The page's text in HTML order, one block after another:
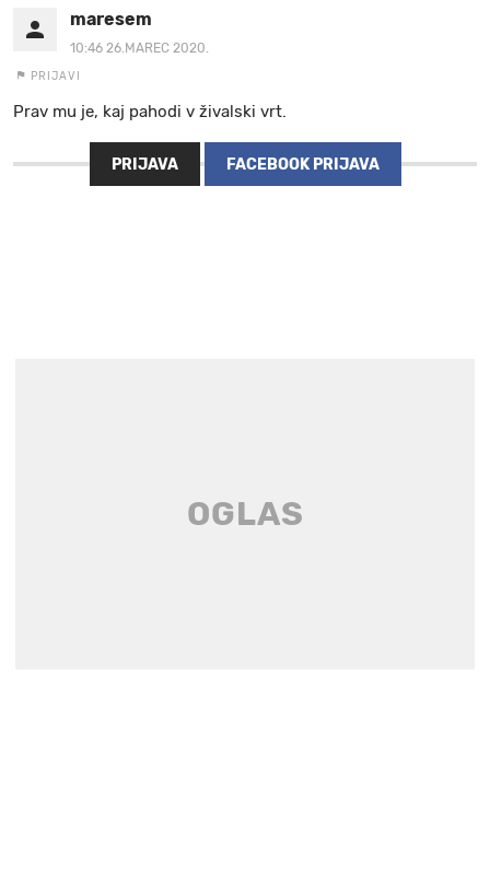
maresem
10:46 26.MAREC 2020.
PRIJAVI
Prav mu je, kaj pahodi v živalski vrt.
PRIJAVA FACEBOOK PRIJAVA